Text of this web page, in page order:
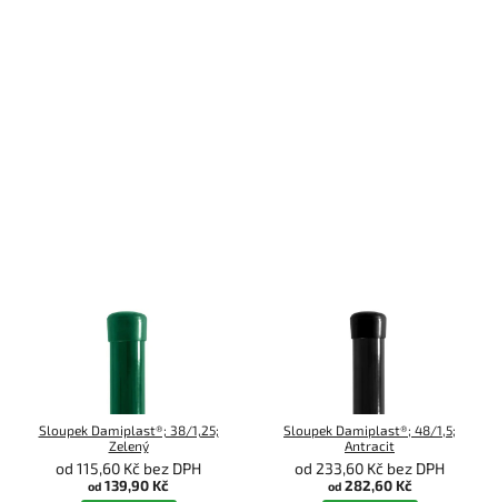
Sloupek Damiplast®; 38/1,25;
Zelený
od 115,60 Kč bez DPH
od 139,90 Kč
Sloupek Damiplast®; 48/1,5;
Antracit
od 233,60 Kč bez DPH
od282,60 Kč